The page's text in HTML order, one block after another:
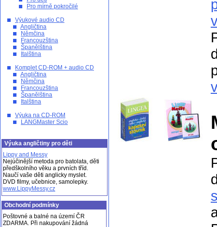
Pro mírně pokročilé
Výukové audio CD
Angličtina
Němčina
Francouzština
Španělština
Italština
Komplet CD-ROM + audio CD
Angličtina
Němčina
Francouzština
Španělština
Italština
Výuka na CD-ROM
LANGMaster Scio
Výuka angličtiny pro děti
Lippy and Messy
Nejúčinější metoda pro batolata, děti
předškolního věku a prvních tříd.
Naučí vaše děti anglicky myslet.
DVD filmy, učebnice, samolepky.
www.LippyMessy.cz
Obchodní podmínky
Poštovné a balné na území ČR
ZDARMA. Při nakupování žádná